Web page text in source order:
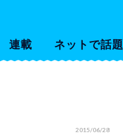
連載 ネットで話題
2015/06/28